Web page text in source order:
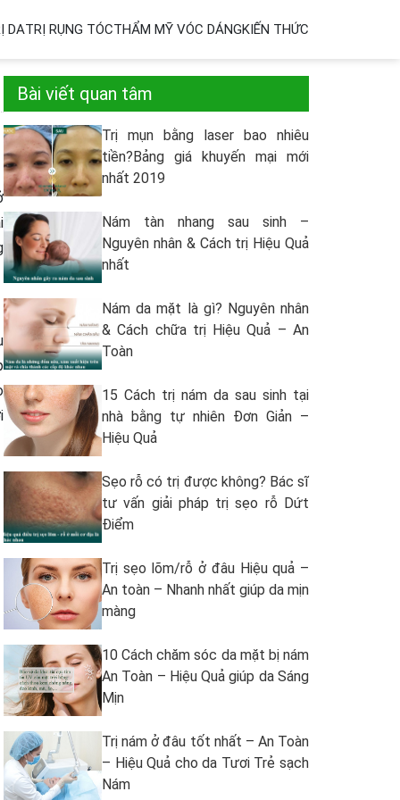
DATRỊ RỤNG TÓCTHẨM MỸ VÓC DÁNGKIẾN THỨC
Bài viết quan tâm
Trị mụn bằng laser bao nhiêu
tiền?Bảng giá khuyến mại mới
nhất 2019
Nám tàn nhang sau sinh –
Nguyên nhân & Cách trị Hiệu Quả
nhất
Nám da mặt là gì? Nguyên nhân
& Cách chữa trị Hiệu Quả – An
Toàn
15 Cách trị nám da sau sinh tại
nhà bằng tự nhiên Đơn Giản –
Hiệu Quả
Sẹo rỗ có trị được không? Bác sĩ
tư vấn giải pháp trị sẹo rỗ Dứt
Điểm
Trị sẹo lõm/rỗ ở đâu Hiệu quả –
An toàn – Nhanh nhất giúp da mịn
màng
10 Cách chăm sóc da mặt bị nám
An Toàn – Hiệu Quả giúp da Sáng
Mịn
Trị nám ở đâu tốt nhất – An Toàn
– Hiệu Quả cho da Tươi Trẻ sạch
Nám